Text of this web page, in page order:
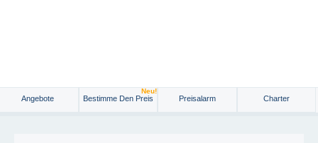
Angebote Bestimme Den Preis
Neu!
Preisalarm Charter